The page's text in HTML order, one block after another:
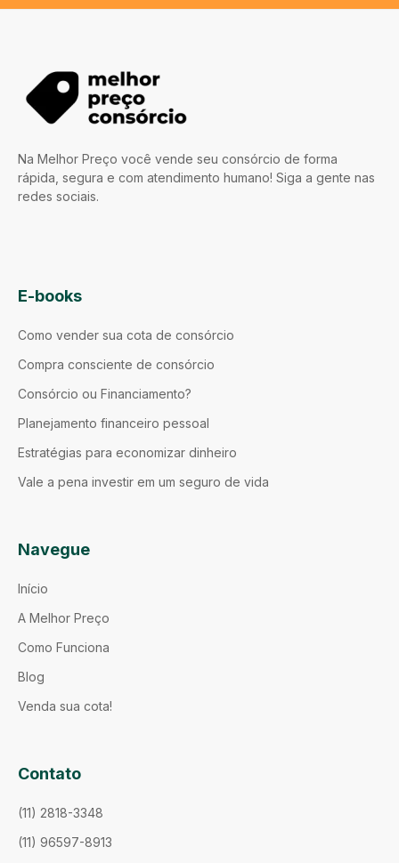
Na Melhor Preço você vende seu consórcio de forma
rápida, segura e com atendimento humano! Siga a gente nas
redes sociais.
E-books
Como vender sua cota de consórcio
Compra consciente de consórcio
Consórcio ou Financiamento?
Planejamento financeiro pessoal
Estratégias para economizar dinheiro
Vale a pena investir em um seguro de vida
Navegue
Início
A Melhor Preço
Como Funciona
Blog
Venda sua cota!
Contato
(11) 2818-3348
(11) 96597-8913